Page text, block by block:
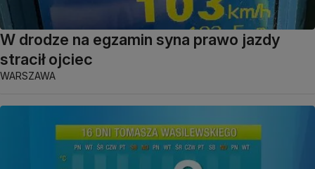
W drodze na egzamin syna prawo jazdy
stracił ojciec
WARSZAWA